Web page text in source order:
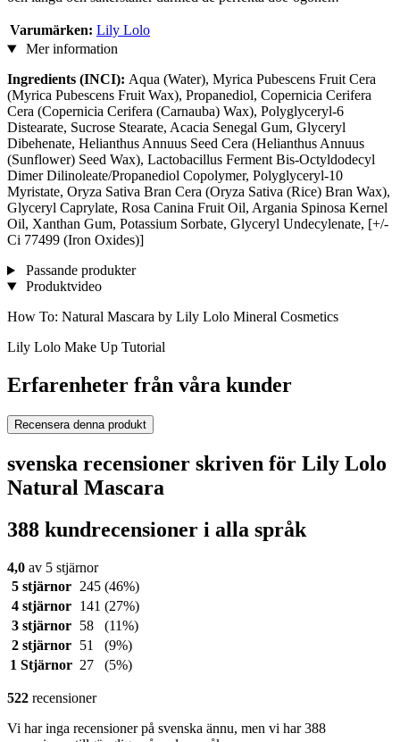
Varumärken: Lily Lolo
Mer information
Ingredients (INCI): Aqua (Water), Myrica Pubescens Fruit Cera
(Myrica Pubescens Fruit Wax), Propanediol, Copernicia Cerifera
Cera (Copernicia Cerifera (Carnauba) Wax), Polyglyceryl-6
Distearate, Sucrose Stearate, Acacia Senegal Gum, Glyceryl
Dibehenate, Helianthus Annuus Seed Cera (Helianthus Annuus
(Sunflower) Seed Wax), Lactobacillus Ferment Bis-Octyldodecyl
Dimer Dilinoleate/Propanediol Copolymer, Polyglyceryl-10
Myristate, Oryza Sativa Bran Cera (Oryza Sativa (Rice) Bran Wax),
Glyceryl Caprylate, Rosa Canina Fruit Oil, Argania Spinosa Kernel
Oil, Xanthan Gum, Potassium Sorbate, Glyceryl Undecylenate, [+/-
Ci 77499 (Iron Oxides)]
Passande produkter
Produktvideo
How To: Natural Mascara by Lily Lolo Mineral Cosmetics
Lily Lolo Make Up Tutorial
Erfarenheter från våra kunder
Recensera denna produkt
svenska recensioner skriven för Lily Lolo
Natural Mascara
388 kundrecensioner i alla språk
4,0 av 5 stjärnor
5 stjärnor
245 (46%)
4 stjärnor
141 (27%)
3 stjärnor
58
(11%)
2 stjärnor
51
(9%)
1 Stjärnor 27 (5%)
522 recensioner
Vi har inga recensioner på svenska ännu, men vi har 388